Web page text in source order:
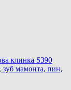
клинка S390
зуб мамонта, пин,